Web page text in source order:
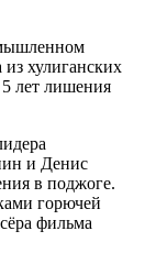
хулиганских
лет лишения
и Денис
в поджоге.
горючей
фильма